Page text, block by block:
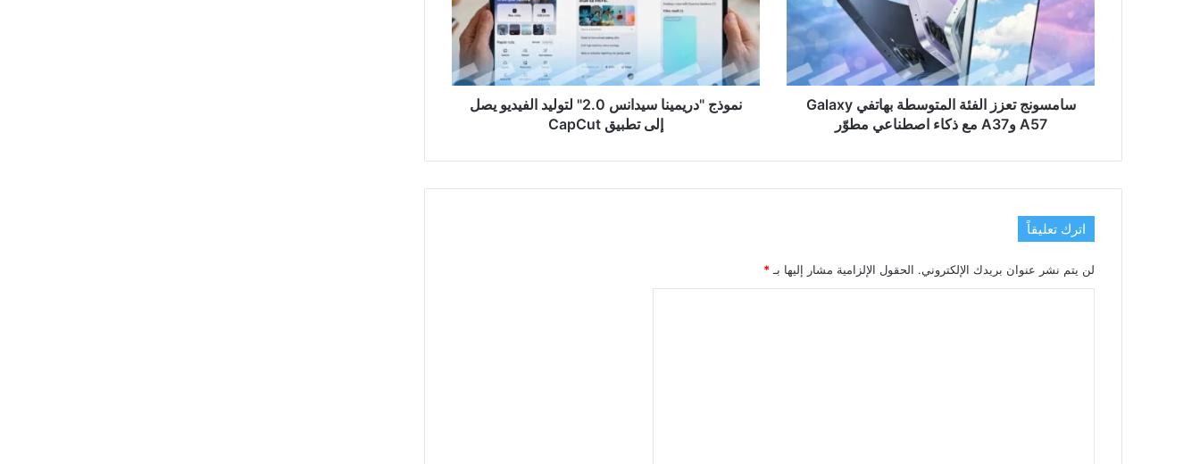
Galaxy
وA37
مع
ذكاء
سامسونج تعزز الفئة المتوسطة بهاتفي Galaxy
A57 وA37 مع ذكاء اصطناعي مطوّر
لتوليد
الفيديو
يصل
إلى
تطبيق
CapCut
نموذج "دريمينا سيدانس 2.0" لتوليد الفيديو يصل
إلى تطبيق CapCut
اترك تعليقاً
لن يتم نشر عنوان بريدك الإلكتروني. الحقول الإلزامية مشار إليها بـ *